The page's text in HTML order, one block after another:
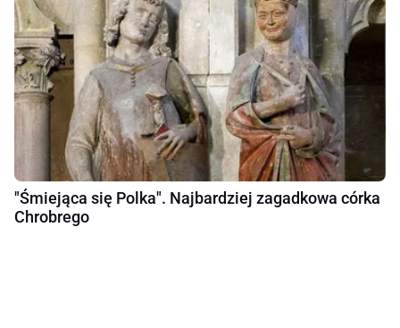
"Śmiejąca się Polka". Najbardziej zagadkowa córka
Chrobrego